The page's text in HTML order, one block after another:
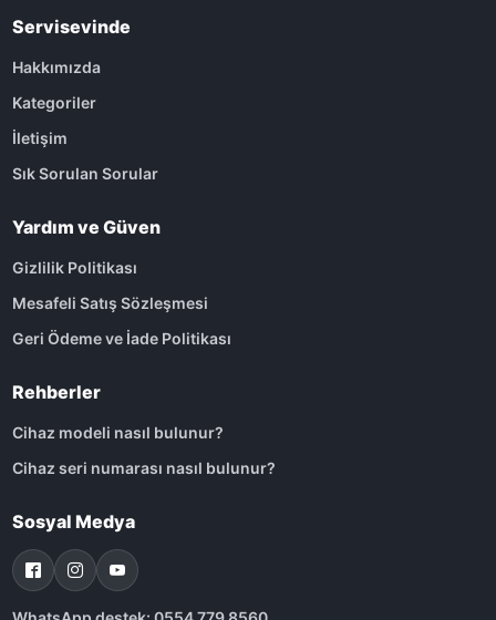
Servisevinde
Hakkımızda
Kategoriler
İletişim
Sık Sorulan Sorular
Yardım ve Güven
Gizlilik Politikası
Mesafeli Satış Sözleşmesi
Geri Ödeme ve İade Politikası
Rehberler
Cihaz modeli nasıl bulunur?
Cihaz seri numarası nasıl bulunur?
Sosyal Medya